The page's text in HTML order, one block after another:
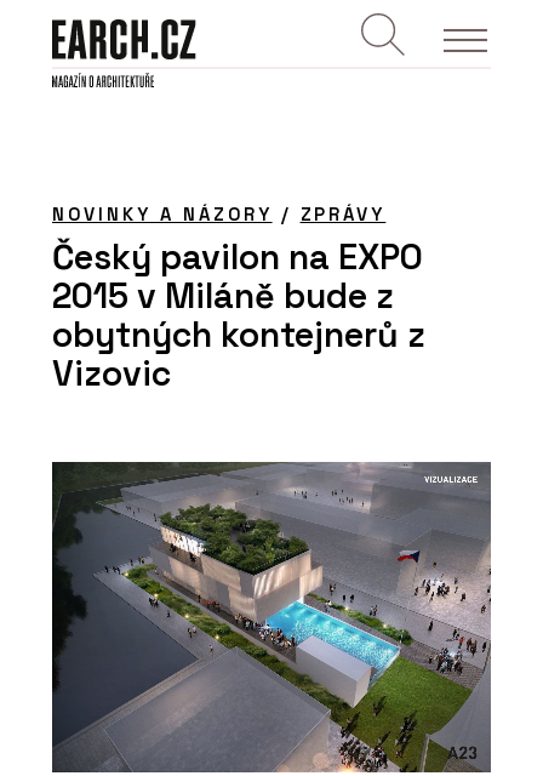
NOVINKY A NÁZORY / ZPRÁVY
Český pavilon na EXPO
2015 v Miláně bude z
obytných kontejnerů z
Vizovic